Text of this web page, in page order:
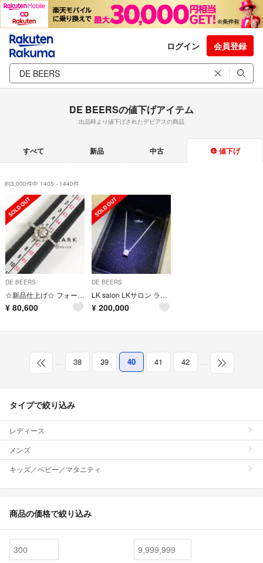
ログイン 会員登録
DE BEERSの値下げアイテム
出品時より値下げされたデビアスの商品
すべて 新品 中古 値下げ
約3,000件中 1405 - 1440件
DE BEERS
☆新品仕上げ☆ フォーエバーマーク カシケイ リング forever mark
¥ 80,600
DE BEERS
LK salon LKサロン ラボグロウン ダイヤ ネックレス 0.5ct
¥ 200,000
… 38 39 40 41 42 …
タイプで絞り込み
レディース
メンズ
キッズ／ベビー／マタニティ
商品の価格で絞り込み